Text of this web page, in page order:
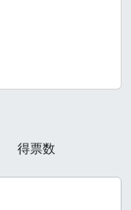
得票数